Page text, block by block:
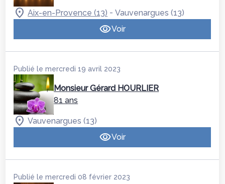
Aix-en-Provence (13) -Vauvenargues (13)
Voir
Publié le mercredi 19 avril 2023
Monsieur Gérard HOURLIER
81 ans
Vauvenargues (13)
Voir
Publié le mercredi 08 février 2023